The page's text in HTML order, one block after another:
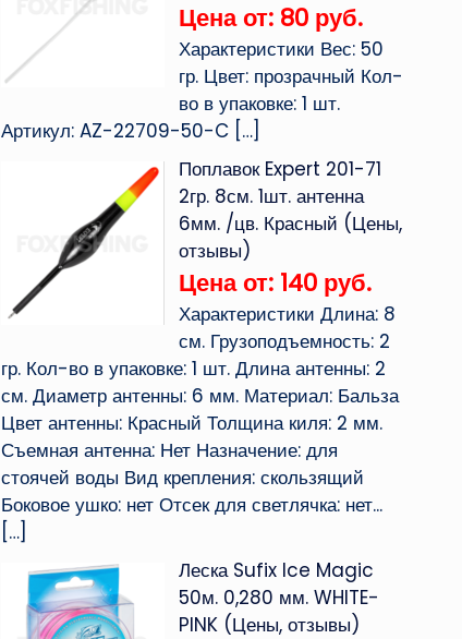
Цена от: 80 руб.
Характеристики Вес: 50
гр. Цвет: прозрачный Кол-
во в упаковке: 1 шт.
Артикул: AZ-22709-50-C[…]
Поплавок Expert 201-71
2гр. 8см. 1шт. антенна
6мм. /цв. Красный (Цены,
отзывы)
Цена от: 140 руб.
Характеристики Длина: 8
см. Грузоподъемность: 2
гр. Кол-во в упаковке: 1 шт. Длина антенны: 2
см. Диаметр антенны: 6 мм. Материал: Бальза
Цвет антенны: Красный Толщина киля: 2 мм.
Съемная антенна: Нет Назначение: для
стоячей воды Вид крепления: скользящий
Боковое ушко: нет Отсек для светлячка: нет...
[…]
Леска Sufix Ice Magic
50м. 0,280 мм. WHITE-
PINK (Цены, отзывы)